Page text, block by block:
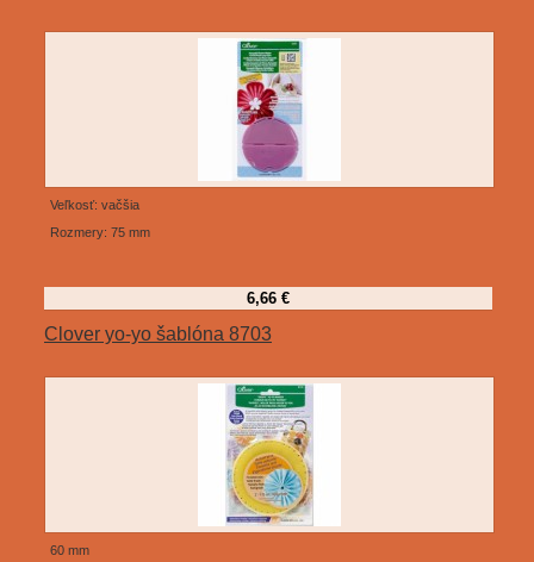
Veľkosť: vačšia
Rozmery: 75 mm
6,66 €
Clover yo-yo šablóna 8703
60 mm